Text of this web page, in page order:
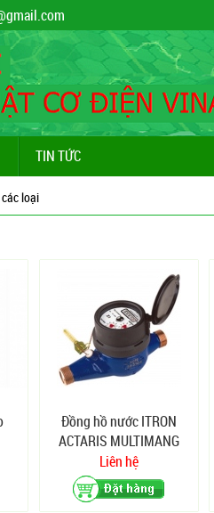
TIN TỨC
loại
Đồng hồ nước ITRON
ACTARIS MULTIMANG
DN15
Liên hệ